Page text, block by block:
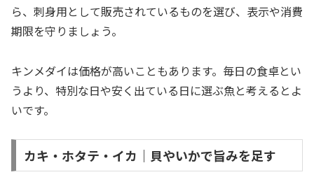
ら、刺身用として販売されているものを選び、表示や消費
期限を守りましょう。
キンメダイは価格が高いこともあります。毎日の食卓とい
うより、特別な日や安く出ている日に選ぶ魚と考えるとよ
いです。
カキ・ホタテ・イカ｜貝やいかで旨みを足す